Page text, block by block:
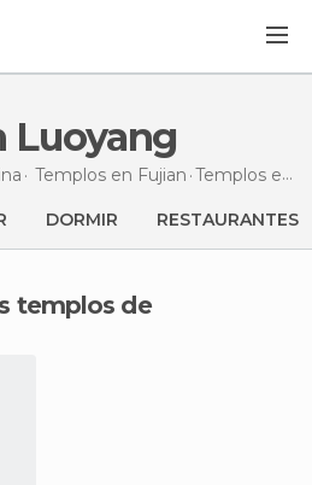
Luoyang
Templos en Fujian Templos en Luoyang
DORMIR RESTAURANTES